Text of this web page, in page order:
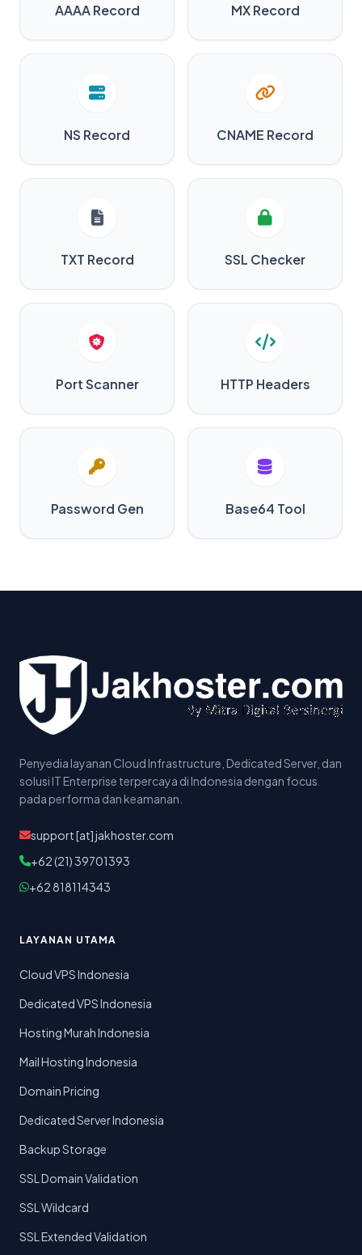
AAAA Record MX Record
NS Record CNAME Record
TXT Record SSL Checker
Port Scanner HTTP Headers
Password Gen Base64 Tool
Penyedia layanan Cloud Infrastructure, Dedicated Server, dan
solusi IT Enterprise terpercaya di Indonesia dengan focus
pada performa dan keamanan.
support [at] jakhoster.com
+62 (21) 39701393
+62 818114343
LAYANAN UTAMA
Cloud VPS Indonesia
Dedicated VPS Indonesia
Hosting Murah Indonesia
Mail Hosting Indonesia
Domain Pricing
Dedicated Server Indonesia
Backup Storage
SSL Domain Validation
SSL Wildcard
SSL Extended Validation